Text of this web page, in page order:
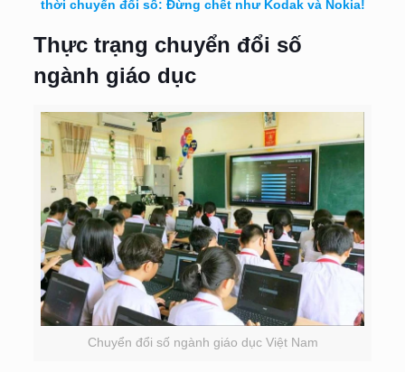
thời chuyển đổi số: Đừng chết như Kodak và Nokia!
Thực trạng chuyển đổi số
ngành giáo dục
Chuyển đổi số ngành giáo dục Việt Nam